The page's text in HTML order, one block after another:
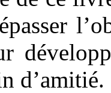
d’amitié.